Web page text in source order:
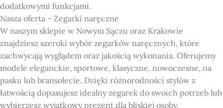
dodatkowymi funkcjami.
Nasza oferta – Zegarki naręczne
W naszym sklepie w Nowym Sączu oraz Krakowie
znajdziesz szeroki wybór zegarków naręcznych, które
zachwycają wyglądem oraz jakością wykonania. Oferujemy
modele eleganckie, sportowe, klasyczne, nowoczesne, na
pasku lub bransolecie. Dzięki różnorodności stylów z
łatwością dopasujesz idealny zegarek do swoich potrzeb lub
wybierzesz wyjątkowy prezent dla bliskiej osoby.